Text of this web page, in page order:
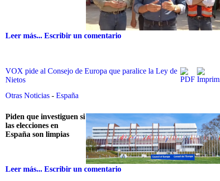
Leer más... Escribir un comentario
VOX pide al Consejo de Europa que paralice la Ley de
Nietos
Otras Noticias - España
Piden que investiguen si
las elecciones en
España son limpias
Leer más... Escribir un comentario